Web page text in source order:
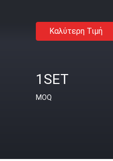
Καλύτερη Τιμή
1SET
MOQ